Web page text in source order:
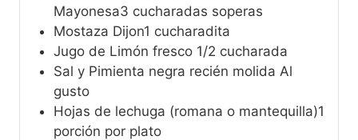
Mayonesa3 cucharadas soperas
Mostaza Dijon1 cucharadita
Jugo de Limón fresco 1/2 cucharada
Sal y Pimienta negra recién molida Al
gusto
Hojas de lechuga (romana o mantequilla)1
porción por plato